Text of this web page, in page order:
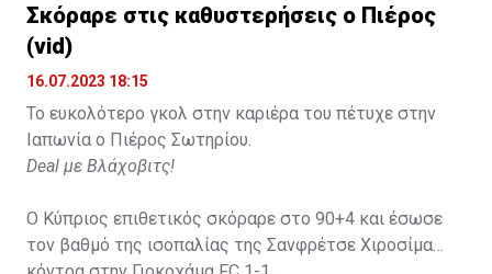
Σκόραρε στις καθυστερήσεις ο Πιέρος
(vid)
16.07.2023 18:15
Το ευκολότερο γκολ στην καριέρα του πέτυχε στην
Ιαπωνία ο Πιέρος Σωτηρίου.
Deal με Βλάχοβιτς!
Ο Κύπριος επιθετικός σκόραρε στο 90+4 και έσωσε
τον βαθμό της ισοπαλίας της Σανφρέτσε Χιροσίμα